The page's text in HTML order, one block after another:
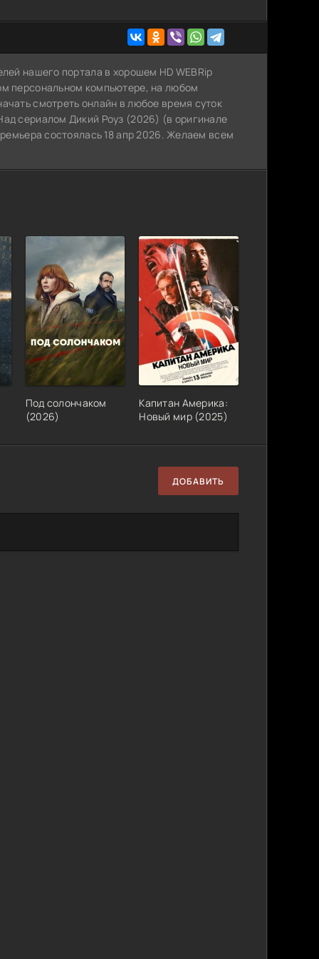
нашего портала в хорошем HD WEBRip
персональном компьютере, на любом
смотреть онлайн в любое время суток
сериалом Дикий Роуз (2026) (в оригинале
состоялась 18 апр 2026. Желаем всем
Под солончаком
(2026)
Капитан Америка:
Новый мир (2025)
ДОБАВИТЬ